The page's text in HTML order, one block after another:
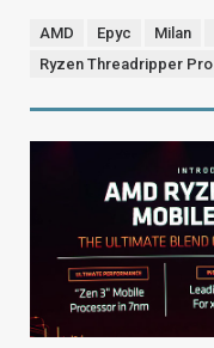
AMD Epyc Milan
Ryzen Threadripper Pro